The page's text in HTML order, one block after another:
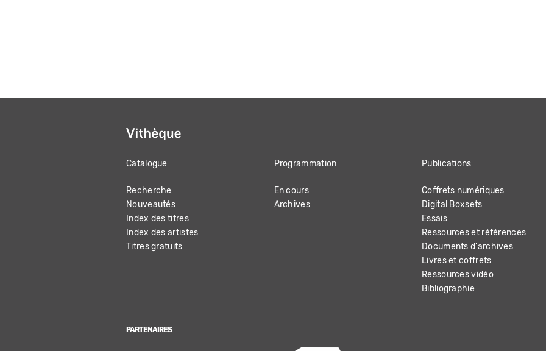
MAIN
NAVIGATION
Catalogue
Recherche
Nouveautés
Index des titres
Index des artistes
Titres gratuits
Programmation
En cours
Archives
Publications
Coffrets numériques
Digital Boxsets
Essais
Ressources et références
Documents d'archives
Livres et coffrets
Ressources vidéo
Bibliographie
PARTENAIRES